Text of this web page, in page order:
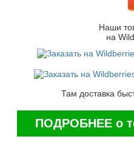
Наши
на
Там доставка
ПОДРОБНЕЕ о